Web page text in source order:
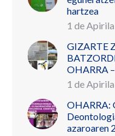
hartzea
1 de
GIZARTE
OHARRA
1 de
OHARRA:
azaroaren